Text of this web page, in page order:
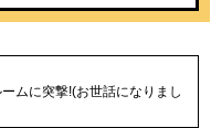
ムに突撃!(お世話になりまし